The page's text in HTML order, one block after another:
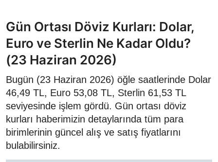
Gün Ortası Döviz Kurları: Dolar,
Euro ve Sterlin Ne Kadar Oldu?
(23 Haziran 2026)
Bugün (23 Haziran 2026) öğle saatlerinde Dolar
46,49 TL, Euro 53,08 TL, Sterlin 61,53 TL
seviyesinde işlem gördü. Gün ortası döviz
kurları haberimizin detaylarında tüm para
birimlerinin güncel alış ve satış fiyatlarını
bulabilirsiniz.